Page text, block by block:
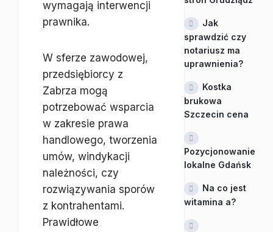
wymagają interwencji
prawnika.
W sferze zawodowej,
przedsiębiorcy z
Zabrza mogą
potrzebować wsparcia
w zakresie prawa
handlowego, tworzenia
umów, windykacji
należności, czy
rozwiązywania sporów
z kontrahentami.
Prawidłowe
Jak
sprawdzić czy
notariusz ma
uprawnienia?
Kostka
brukowa
Szczecin cena
Pozycjonowanie
lokalne Gdańsk
Na co jest
witamina a?